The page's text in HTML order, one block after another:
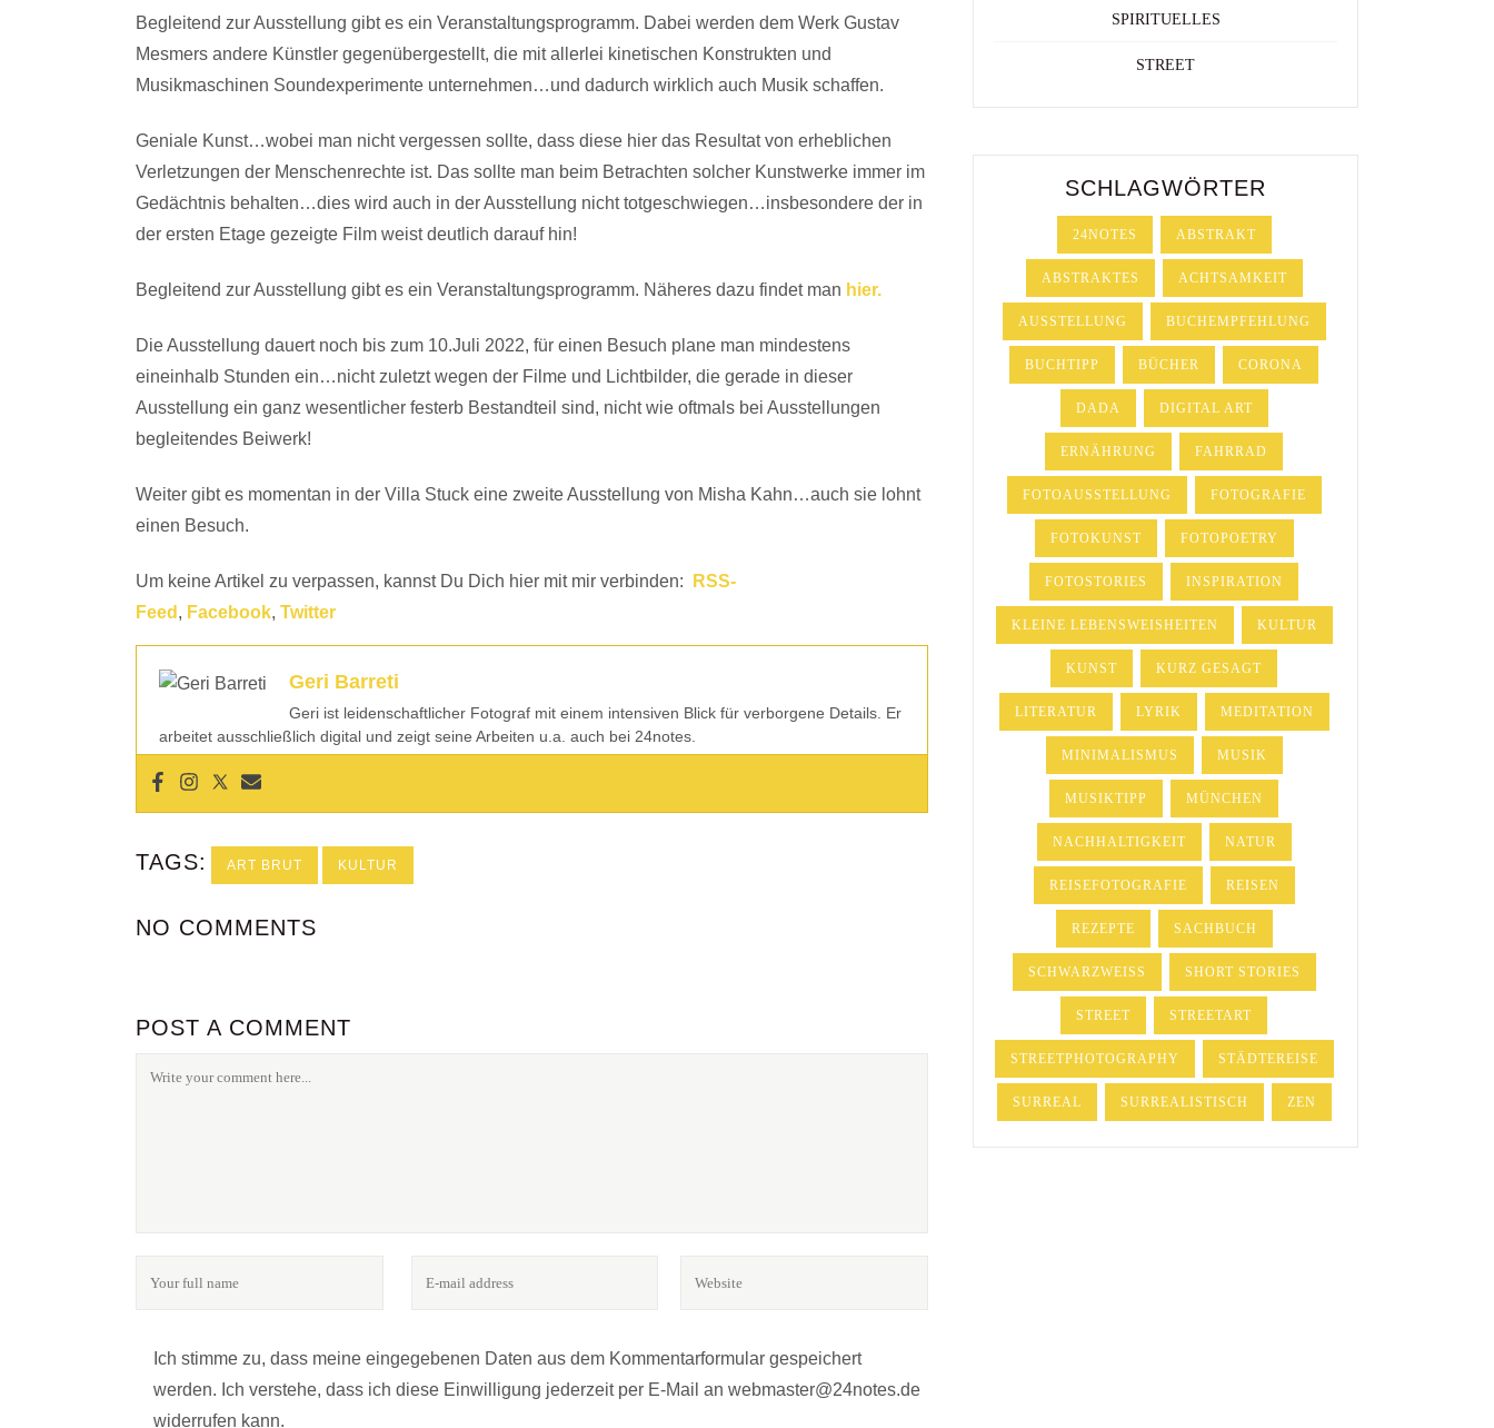
Begleitend zur Ausstellung gibt es ein Veranstaltungsprogramm. Dabei werden dem Werk Gustav
Mesmers andere Künstler gegenübergestellt, die mit allerlei kinetischen Konstrukten und
Musikmaschinen Soundexperimente unternehmen…und dadurch wirklich auch Musik schaffen.
Geniale Kunst…wobei man nicht vergessen sollte, dass diese hier das Resultat von erheblichen
Verletzungen der Menschenrechte ist. Das sollte man beim Betrachten solcher Kunstwerke immer im
Gedächtnis behalten…dies wird auch in der Ausstellung nicht totgeschwiegen…insbesondere der in
der ersten Etage gezeigte Film weist deutlich darauf hin!
Begleitend zur Ausstellung gibt es ein Veranstaltungsprogramm. Näheres dazu findet man hier.
Die Ausstellung dauert noch bis zum 10.Juli 2022, für einen Besuch plane man mindestens
eineinhalb Stunden ein…nicht zuletzt wegen der Filme und Lichtbilder, die gerade in dieser
Ausstellung ein ganz wesentlicher festerb Bestandteil sind, nicht wie oftmals bei Ausstellungen
begleitendes Beiwerk!
Weiter gibt es momentan in der Villa Stuck eine zweite Ausstellung von Misha Kahn…auch sie lohnt
einen Besuch.
Um keine Artikel zu verpassen, kannst Du Dich hier mit mir verbinden:
RSS-
Feed , Facebook, Twitter
Geri Barreti
Geri ist leidenschaftlicher Fotograf mit einem intensiven Blick für verborgene Details. Er
arbeitet ausschließlich digital und zeigt seine Arbeiten u.a. auch bei 24notes.
TAGS: ART BRUT KULTUR
NO COMMENTS
POST A COMMENT
Ich stimme zu, dass meine eingegebenen Daten aus dem Kommentarformular gespeichert
werden. Ich verstehe, dass ich diese Einwilligung jederzeit per E-Mail an webmaster@24notes.de
widerrufen kann.
SPIRITUELLES
STREET
SCHLAGWÖRTER
24NOTES ABSTRAKT
ABSTRAKTES ACHTSAMKEIT
AUSSTELLUNG BUCHEMPFEHLUNG
BUCHTIPP BÜCHER CORONA
DADA DIGITAL ART
ERNÄHRUNG FAHRRAD
FOTOAUSSTELLUNG FOTOGRAFIE
FOTOKUNST FOTOPOETRY
FOTOSTORIES INSPIRATION
KLEINE LEBENSWEISHEITEN KULTUR
KUNST KURZ GESAGT
LITERATUR LYRIK MEDITATION
MINIMALISMUS MUSIK
MUSIKTIPP MÜNCHEN
NACHHALTIGKEIT NATUR
REISEFOTOGRAFIE REISEN
REZEPTE SACHBUCH
SCHWARZWEISS SHORT STORIES
STREET STREETART
STREETPHOTOGRAPHY STÄDTEREISE
SURREAL SURREALISTISCH ZEN